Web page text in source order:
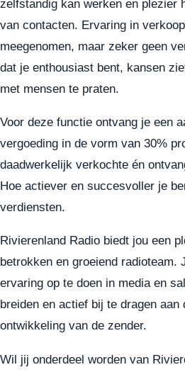
zelfstandig kan werken en plezier
van contacten. Ervaring in
meegenomen, maar zeker geen
dat je enthousiast bent, kansen
met mensen te praten.
Voor deze functie ontvang je een
vergoeding in de vorm van 30%
daadwerkelijk verkochte én
Hoe actiever en succesvoller je
verdiensten.
Rivierenland Radio biedt jou een
betrokken en groeiend radioteam.
ervaring op te doen in media en
breiden en actief bij te dragen aan
ontwikkeling van de zender.
Wil jij onderdeel worden van